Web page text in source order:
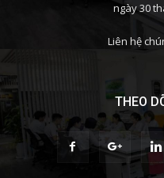
ngày 30
Liên hệ
THEO